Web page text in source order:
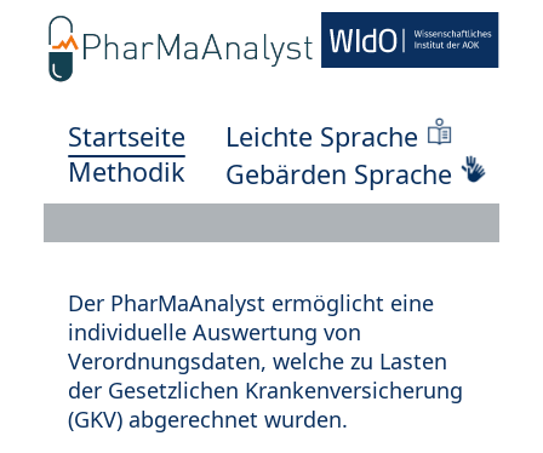
Startseite
Methodik
Leichte Sprache
Gebärden Sprache
Der PharMaAnalyst ermöglicht eine
individuelle Auswertung von
Verordnungsdaten, welche zu Lasten
der Gesetzlichen Krankenversicherung
(GKV) abgerechnet wurden.